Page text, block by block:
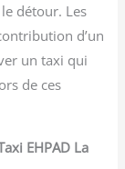
détour. Les
d’un
un taxi qui
de ces
EHPAD La